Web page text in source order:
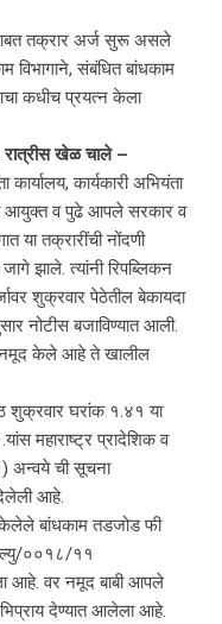
तक्रार अर्ज सुरू असले
विभागाने, संबंधित बांधकाम
कधीच प्रयत्न केला
रात्रीस खेळ चाले –
कार्यकारी अभियंता
आयुक्त व पुढे आपले सरकार व
या तक्रारींची नोंदणी
झाले. त्यांनी रिपब्लिकन
शुक्रवार पेठेतील बेकायदा
नोटीस बजाविण्यात आली.
नमूद केले आहे ते खालील
शुक्रवार घरांक १.४१ या
महाराष्ट्र प्रादेशिक व
अन्वये ची सूचना
आहे.
केलेले बांधकाम तडजोड फी
००१८/११
आहे. वर नमूद बाबी आपले
देण्यात आलेला आहे.